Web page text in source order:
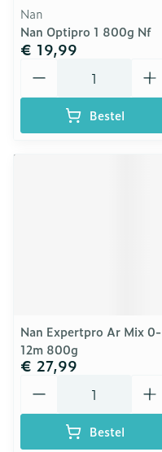
Nan
Nan Optipro 1 800g Nf
€ 19,99
Bestel
Nan Expertpro Ar Mix 0-
12m 800g
€ 27,99
Bestel